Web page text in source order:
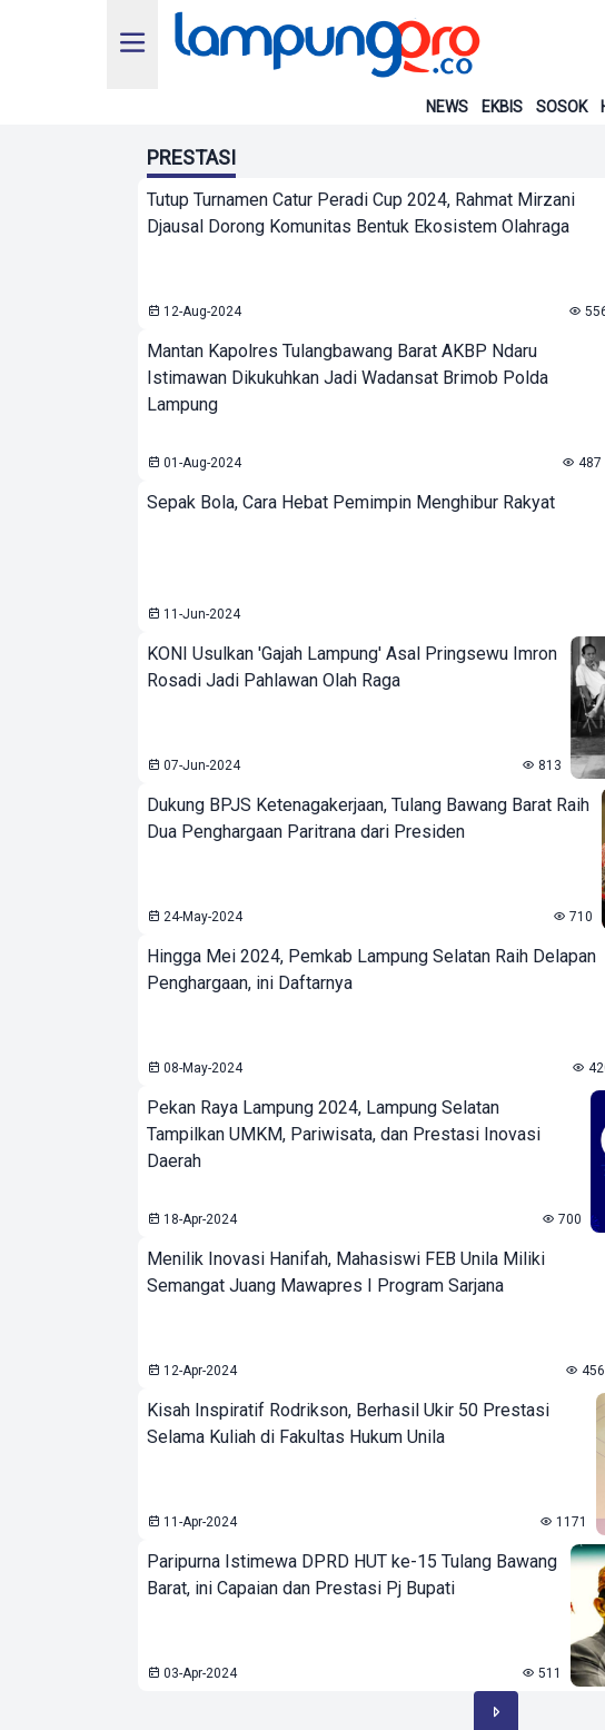
NEWS EKBIS SOSOK
PRESTASI
Tutup Turnamen Catur Peradi Cup 2024, Rahmat Mirzani
Djausal Dorong Komunitas Bentuk Ekosistem Olahraga
12-Aug-2024
Mantan Kapolres Tulangbawang Barat AKBP Ndaru
Istimawan Dikukuhkan Jadi Wadansat Brimob Polda
Lampung
01-Aug-2024 487
Sepak Bola, Cara Hebat Pemimpin Menghibur Rakyat
11-Jun-2024
KONI Usulkan 'Gajah Lampung' Asal Pringsewu Imron
Rosadi Jadi Pahlawan Olah Raga
07-Jun-2024 813
Dukung BPJS Ketenagakerjaan, Tulang Bawang Barat Raih
Dua Penghargaan Paritrana dari Presiden
24-May-2024 710
Hingga Mei 2024, Pemkab Lampung Selatan Raih Delapan
Penghargaan, ini Daftarnya
08-May-2024
Pekan Raya Lampung 2024, Lampung Selatan
Tampilkan UMKM, Pariwisata, dan Prestasi Inovasi
Daerah
18-Apr-2024 700
Menilik Inovasi Hanifah, Mahasiswi FEB Unila Miliki
Semangat Juang Mawapres I Program Sarjana
12-Apr-2024 456
Kisah Inspiratif Rodrikson, Berhasil Ukir 50 Prestasi
Selama Kuliah di Fakultas Hukum Unila
11-Apr-2024 1171
Paripurna Istimewa DPRD HUT ke-15 Tulang Bawang
Barat, ini Capaian dan Prestasi Pj Bupati
03-Apr-2024 511